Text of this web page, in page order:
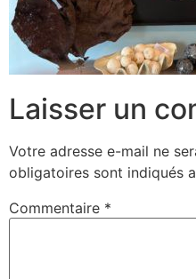
Laisser un
Votre adresse e-mail ne
obligatoires sont indiqués
Commentaire *